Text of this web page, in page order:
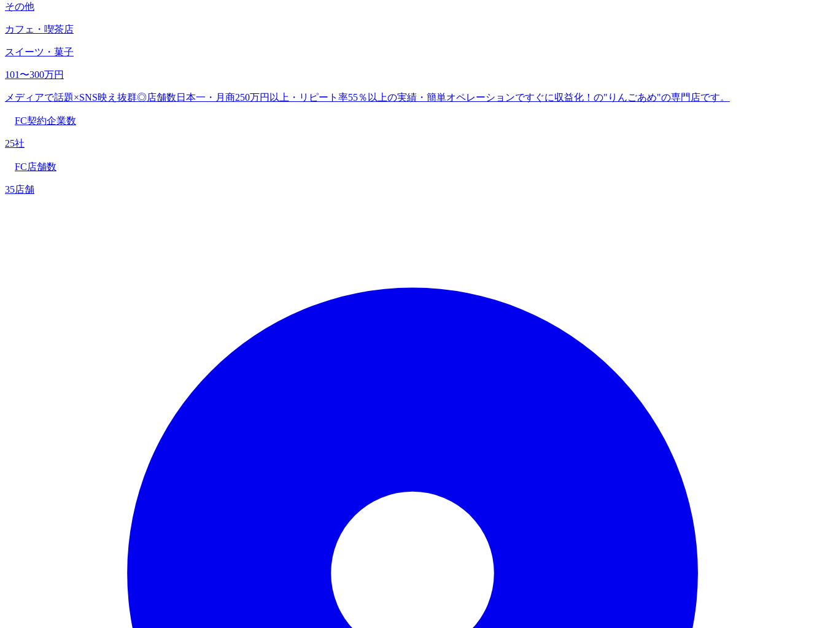
その他
カフェ・喫茶店
スイーツ・菓子
101〜300万円
メディアで話題×SNS映え抜群◎店舗数日本一・月商250万円以上・リピート率55％以上の実績・簡単オペレーションですぐに収益化！の"りんごあめ"の専門店です。
FC契約企業数
25社
FC店舗数
35店舗